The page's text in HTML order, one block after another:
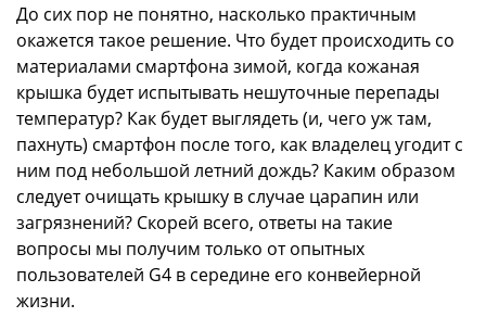
До сих пор не понятно, насколько практичным
окажется такое решение. Что будет происходить со
материалами смартфона зимой, когда кожаная
крышка будет испытывать нешуточные перепады
температур? Как будет выглядеть (и, чего уж там,
пахнуть) смартфон после того, как владелец угодит с
ним под небольшой летний дождь? Каким образом
следует очищать крышку в случае царапин или
загрязнений? Скорей всего, ответы на такие
вопросы мы получим только от опытных
пользователей G4 в середине его конвейерной
жизни.